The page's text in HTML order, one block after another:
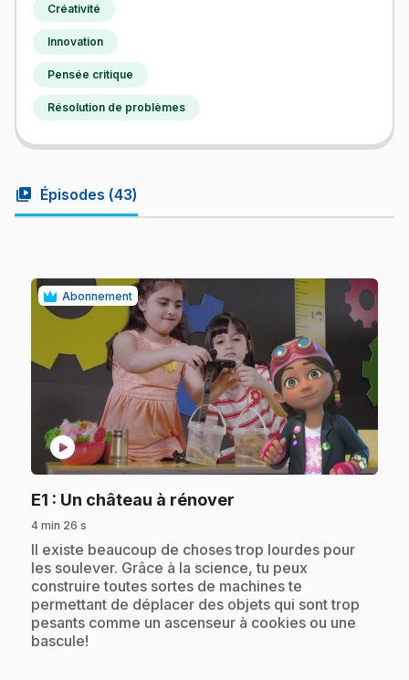
Créativité
Innovation
Pensée critique
Résolution de problèmes
video_library Épisodes (43)
Abonnement
play_circle
E1 : Un château à rénover
4 min 26 s
.Il existe beaucoup de choses trop lourdes pour
les soulever. Grâce à la science, tu peux
construire toutes sortes de machines te
permettant de déplacer des objets qui sont trop
pesants comme un ascenseur à cookies ou une
bascule!